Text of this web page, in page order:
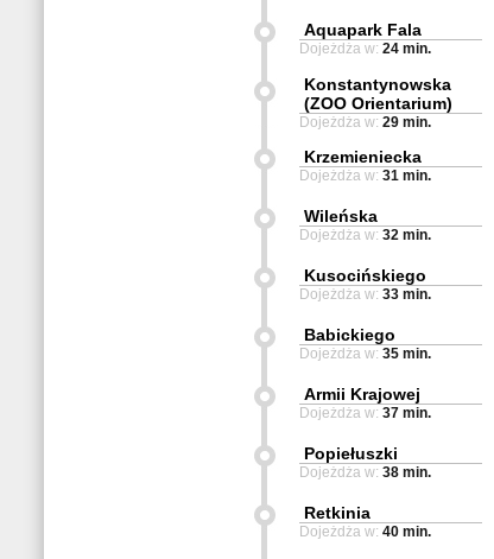
Aquapark Fala
Dojeżdża w: 24 min.
Konstantynowska
(ZOO Orientarium)
Dojeżdża w: 29 min.
Krzemieniecka
Dojeżdża w: 31 min.
Wileńska
Dojeżdża w: 32 min.
Kusocińskiego
Dojeżdża w: 33 min.
Babickiego
Dojeżdża w: 35 min.
Armii Krajowej
Dojeżdża w: 37 min.
Popiełuszki
Dojeżdża w: 38 min.
Retkinia
Dojeżdża w: 40 min.